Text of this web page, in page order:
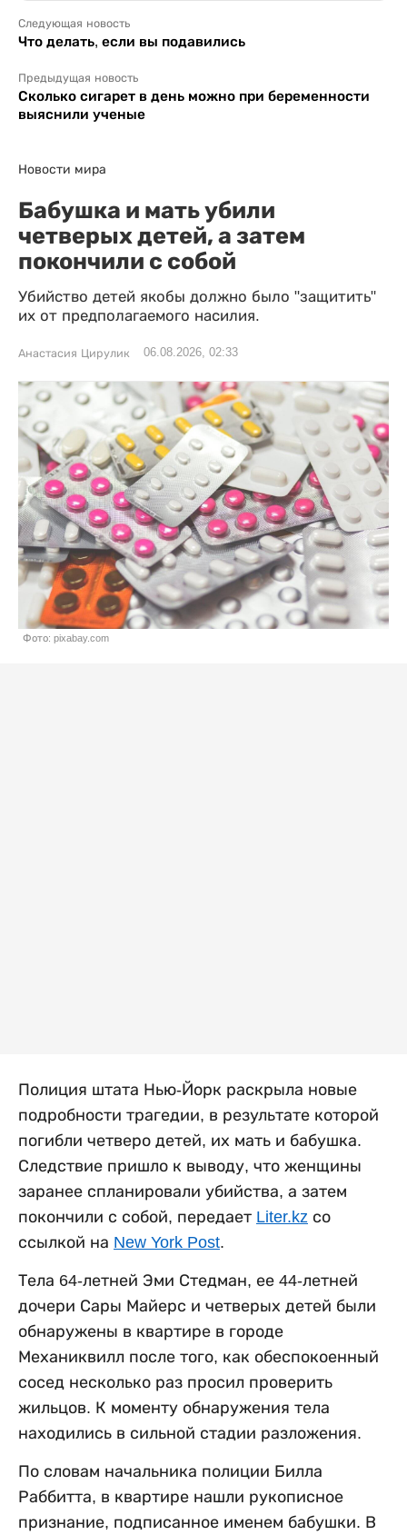
Следующая новость
Что делать, если вы подавились
Предыдущая новость
Сколько сигарет в день можно при беременности
выяснили ученые
Новости мира
Бабушка и мать убили
четверых детей, а затем
покончили с собой
Убийство детей якобы должно было "защитить"
их от предполагаемого насилия.
Анастасия Цирулик 06.08.2026, 02:33
Фото: pixabay.com
Полиция штата Нью-Йорк раскрыла новые
подробности трагедии, в результате которой
погибли четверо детей, их мать и бабушка.
Следствие пришло к выводу, что женщины
заранее спланировали убийства, а затем
покончили с собой, передает Liter.kz со
ссылкой на New York Post.
Тела 64-летней Эми Стедман, ее 44-летней
дочери Сары Майерс и четверых детей были
обнаружены в квартире в городе
Механиквилл после того, как обеспокоенный
сосед несколько раз просил проверить
жильцов. К моменту обнаружения тела
находились в сильной стадии разложения.
По словам начальника полиции Билла
Раббитта, в квартире нашли рукописное
признание, подписанное именем бабушки. В